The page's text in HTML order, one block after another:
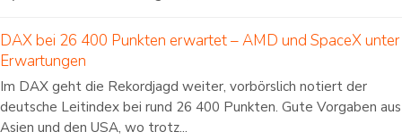
DAX bei 26 400 Punkten erwartet – AMD und SpaceX unter
Erwartungen
Im DAX geht die Rekordjagd weiter, vorbörslich notiert der
deutsche Leitindex bei rund 26 400 Punkten. Gute Vorgaben aus
Asien und den USA, wo trotz...